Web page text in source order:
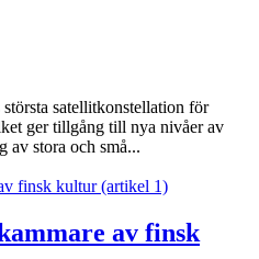
satellitkonstellation för
ger tillgång till nya nivåer av
av stora och små...
av finsk